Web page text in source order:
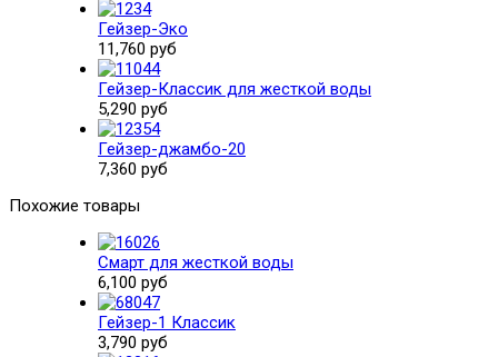
Гейзер-Эко
11,760 руб
Гейзер-Классик для жесткой воды
5,290 руб
Гейзер-джамбо-20
7,360 руб
Похожие товары
Смарт для жесткой воды
6,100 руб
Гейзер-1 Классик
3,790 руб